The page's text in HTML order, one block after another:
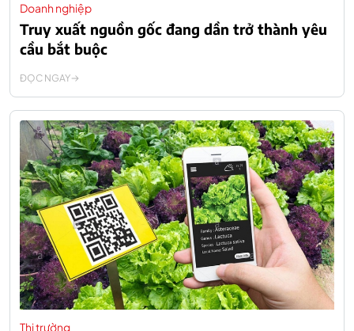
Doanh nghiệp
Truy xuất nguồn gốc đang dần trở thành yêu
cầu bắt buộc
ĐỌC NGAY
Thị trường